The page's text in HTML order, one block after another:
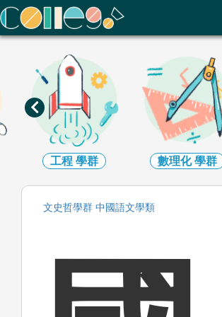
ColleGo! 大學選才與高中育才輔助系統
工程 學群 數理化學群
文史哲學群 中國語文學類